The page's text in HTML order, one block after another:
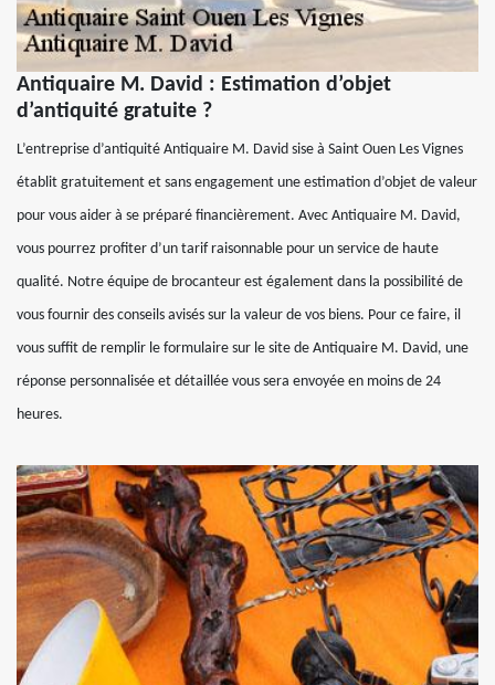
Antiquaire M. David : Estimation d’objet
d’antiquité gratuite ?
L’entreprise d’antiquité Antiquaire M. David sise à Saint Ouen Les Vignes
établit gratuitement et sans engagement une estimation d’objet de valeur
pour vous aider à se préparé financièrement. Avec Antiquaire M. David,
vous pourrez profiter d’un tarif raisonnable pour un service de haute
qualité. Notre équipe de brocanteur est également dans la possibilité de
vous fournir des conseils avisés sur la valeur de vos biens. Pour ce faire, il
vous suffit de remplir le formulaire sur le site de Antiquaire M. David, une
réponse personnalisée et détaillée vous sera envoyée en moins de 24
heures.